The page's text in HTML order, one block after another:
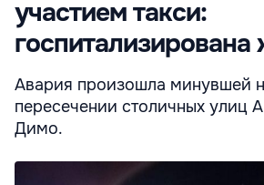
участием такси:
Авария произошла минувшей
пересечении столичных улиц
Димо.